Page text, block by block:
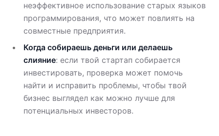
неэффективное использование старых языков
программирования, что может повлиять на
совместные предприятия.
Когда собираешь деньги или делаешь
слияние: если твой стартап собирается
инвестировать, проверка может помочь
найти и исправить проблемы, чтобы твой
бизнес выглядел как можно лучше для
потенциальных инвесторов.